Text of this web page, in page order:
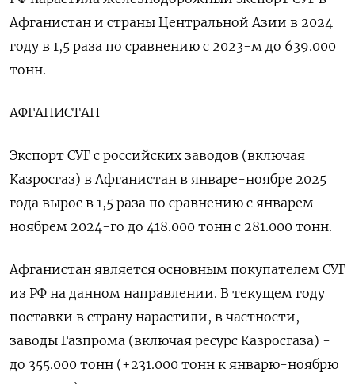
Афганистан и страны Центральной Азии в 2024 ​
году в 1,5 раза по сравнению с 2023-м до 639.000
⁠тонн.
АФГАНИСТАН
Экспорт СУГ с российских заводов (включая
Казросгаз) в Афганистан в январе-ноябре 2025
года вырос в 1,5 раза по сравнению с январем-
ноябрем 2024-го до 418.000 тонн с 281.000 тонн.
Афганистан является основным ⁠покупателем СУГ
из РФ на данном направлении. В текущем году
поставки в страну нарастили, в частности,
заводы Газпрома (включая ресурс Казросгаза) -
до 355.000 тонн (+231.000 тонн к январю-ноябрю